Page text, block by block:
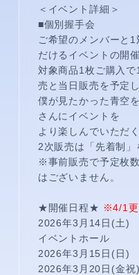
＜イベント詳細＞
■個別握手会
ご希望のメンバーと
だけるイベントの開
対象商品1枚ご購入
売と当日販売を予定
僕が見たかった青空
さんにイベントを
より楽しんでいただ
2次販売は「先着制」
※事前販売で予定枚
はございません。
★開催日程★ ※4/1
2026年3月14日(土)
イベントホール
2026年3月15日(日)
2026年3月20日(金